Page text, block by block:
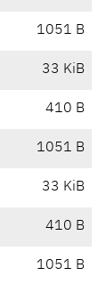
1051 B
33 KiB
410 B
1051 B
33 KiB
410 B
1051 B